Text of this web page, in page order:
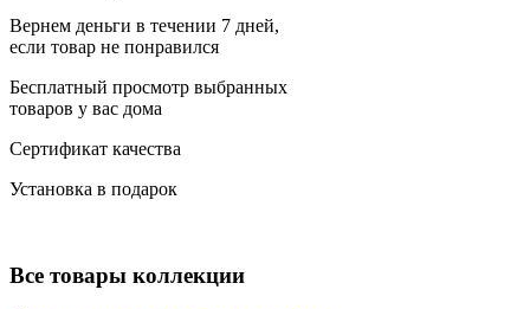
Вернем деньги в течении 7 дней,
если товар не понравился
Бесплатный просмотр выбранных
товаров у вас дома
Сертификат качества
Установка в подарок
Все товары коллекции